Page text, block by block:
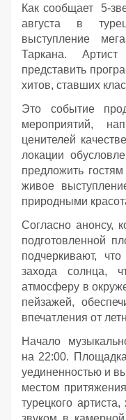
Как сообщает 5-
августа в
выступление
Таркана.
представить
хитов, ставших
Это событие
мероприятий,
ценителей
локации
предложить
живое
природными
Согласно анонсу,
подготовленной
подчеркивают,
захода солнца,
атмосферу в
пейзажей,
впечатления от
Начало
на 22:00.
уединенностью и
местом
турецкого